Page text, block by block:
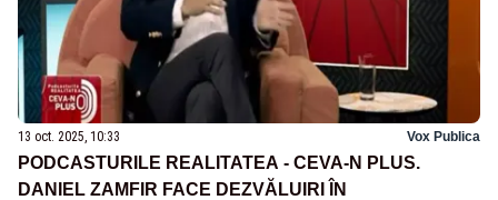
13 oct. 2025, 10:33 Vox Publica
PODCASTURILE REALITATEA - CEVA-N PLUS.
DANIEL ZAMFIR FACE DEZVĂLUIRI ÎN